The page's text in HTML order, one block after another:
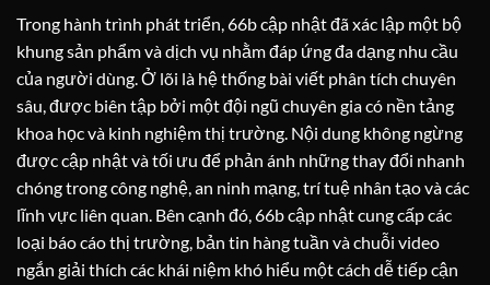
Trong hành trình phát triển, 66b cập nhật đã xác lập một bộ
khung sản phẩm và dịch vụ nhằm đáp ứng đa dạng nhu cầu
của người dùng. Ở lõi là hệ thống bài viết phân tích chuyên
sâu, được biên tập bởi một đội ngũ chuyên gia có nền tảng
khoa học và kinh nghiệm thị trường. Nội dung không ngừng
được cập nhật và tối ưu để phản ánh những thay đổi nhanh
chóng trong công nghệ, an ninh mạng, trí tuệ nhân tạo và các
lĩnh vực liên quan. Bên cạnh đó, 66b cập nhật cung cấp các
loại báo cáo thị trường, bản tin hàng tuần và chuỗi video
ngắn giải thích các khái niệm khó hiểu một cách dễ tiếp cận